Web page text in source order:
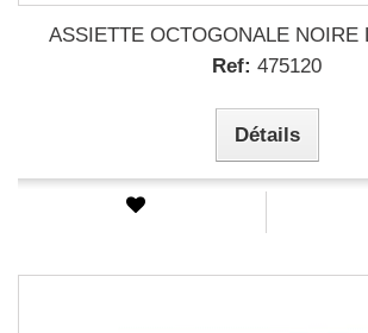
ASSIETTE OCTOGONALE NOIRE
Ref: 475120
Détails